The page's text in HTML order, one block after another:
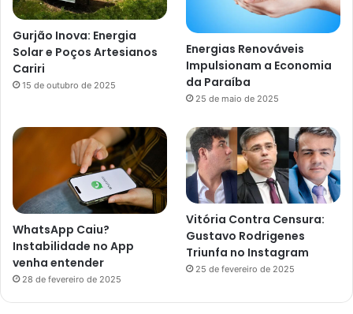
Gurjão Inova: Energia
Solar e Poços Artesianos
Cariri
15 de outubro de 2025
Energias Renováveis
Impulsionam a Economia
da Paraíba
25 de maio de 2025
WhatsApp Caiu?
Instabilidade no App
venha entender
28 de fevereiro de 2025
Vitória Contra Censura:
Gustavo Rodrigenes
Triunfa no Instagram
25 de fevereiro de 2025